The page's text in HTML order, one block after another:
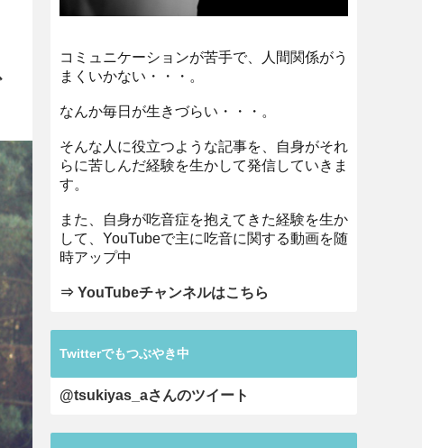
コミュニケーションが苦手で、人間関係がう
まくいかない・・・。
なんか毎日が生きづらい・・・。
そんな人に役立つような記事を、自身がそれ
らに苦しんだ経験を生かして発信していきま
す。
また、自身が吃音症を抱えてきた経験を生か
して、YouTubeで主に吃音に関する動画を随
時アップ中
⇒ YouTubeチャンネルはこちら
Twitterでもつぶやき中
@tsukiyas_aさんのツイート